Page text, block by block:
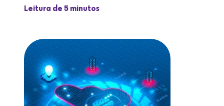
Leitura de 5 minutos